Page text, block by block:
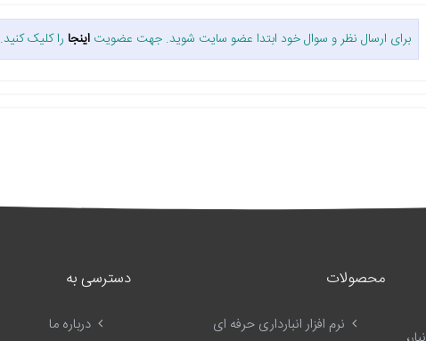
برای ارسال نظر و سوال خود ابتدا عضو سایت شوید. جهت عضویت اینجا را کلیک کنید.
محصولات
نرم افزار انبارداری حرفه ای
دسترسی به
درباره ما